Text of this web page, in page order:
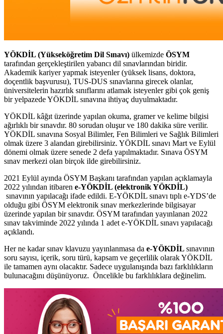
YÖKDİL (Yükseköğretim Dil Sınavı) ülkemizde ÖSYM
tarafından gerçekleştirilen yabancı dil sınavlarından biridir.
Akademik kariyer yapmak isteyenler (yüksek lisans, doktora,
doçentlik başvurusu), TUS-DUS sınavlarına girecek olanlar,
üniversitelerin hazırlık sınıflarını atlamak isteyenler gibi çok geniş
bir yelpazede YÖKDİL sınavına ihtiyaç duyulmaktadır.
YÖKDİL kâğıt üzerinde yapılan okuma, gramer ve kelime bilgisi
ağırlıklı bir sınavdır. 80 sorudan oluşur ve 180 dakika süre verilir.
YÖKDİL sınavına Sosyal Bilimler, Fen Bilimleri ve Sağlık Bilimleri
olmak üzere 3 alandan girebilirsiniz. YÖKDİL sınavı Mart ve Eylül
dönemi olmak üzere senede 2 defa yapılmaktadır. Sınava ÖSYM
sınav merkezi olan birçok ilde girebilirsiniz.
2021 Eylül ayında ÖSYM Başkanı tarafından yapılan açıklamayla
2022 yılından itibaren e-YÖKDİL (elektronik YÖKDİL)
sınavının yapılacağı ifade edildi. E-YÖKDİL sınavı tıplı e-YDS’de
olduğu gibi ÖSYM elektronik sınav merkezlerinde bilgisayar
üzerinde yapılan bir sınavdır. ÖSYM tarafından yayınlanan 2022
sınav takviminde 2022 yılında 1 adet e-YÖKDİL sınavı yapılacağı
açıklandı.
Her ne kadar sınav klavuzu yayınlanmasa da e-YÖKDİL sınavının
soru sayısı, içerik, soru türü, kapsam ve geçerlilik olarak YÖKDİL
ile tamamen aynı olacaktır. Sadece uygulanışında bazı farklılıkların
bulunacağını düşünüyoruz. Öncelikle bu farklılıklara değinelim.